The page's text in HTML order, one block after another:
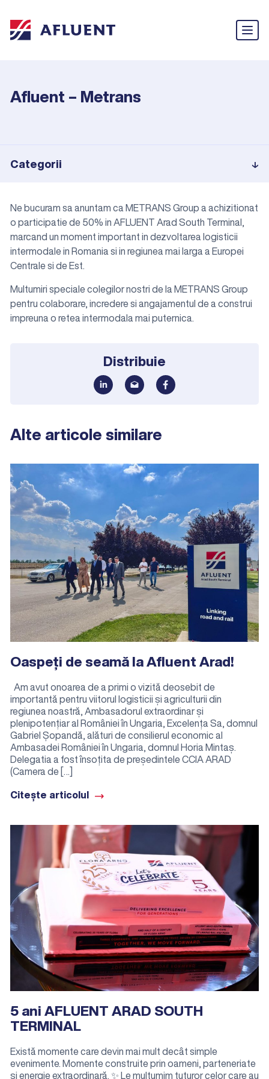
Afluent – Metrans
Ne bucuram sa anuntam ca METRANS Group a achizitionat
o participatie de 50% in AFLUENT Arad South Terminal,
marcand un moment important in dezvoltarea logisticii
intermodale in Romania si in regiunea mai larga a Europei
Centrale si de Est.
Multumiri speciale colegilor nostri de la METRANS Group
pentru colaborare, incredere si angajamentul de a construi
impreuna o retea intermodala mai puternica.
Distribuie
Categorii
Alte articole similare
Oaspeți de seamă la Afluent Arad!
Am avut onoarea de a primi o vizită deosebit de
importantă pentru viitorul logisticii și agriculturii din
regiunea noastră, Ambasadorul extraordinar și
plenipotențiar al României în Ungaria, Excelența Sa, domnul
Gabriel Șopandă, alături de consilierul economic al
Ambasadei României în Ungaria, domnul Horia Mintaș.
Delegatia a fost însoțita de președintele CCIA ARAD
(Camera de […]
Citește articolul
5 ani AFLUENT ARAD SOUTH
TERMINAL
Există momente care devin mai mult decât simple
evenimente. Momente construite prin oameni, parteneriate
și energie extraordinară. ✨ Le mulțumim tuturor celor care au